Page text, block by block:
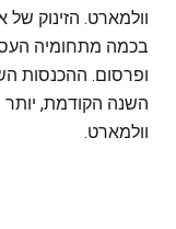
וולמארט. הזינוק
בכמה מתחומיה
וולמארט.